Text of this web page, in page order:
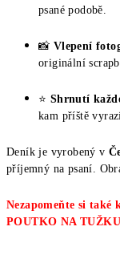
psané podobě.
📸 Vlepení
originální
⭐ Shrnutí
kam příště
Deník je vyrobený v
příjemný na psaní.
Nezapomeňte si
POUTKO NA